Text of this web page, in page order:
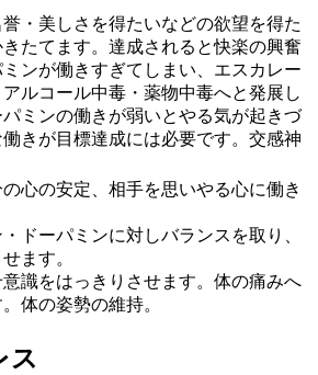
・美しさを得たいなどの欲望を得た
たてます。達成されると快楽の興奮
ンが働きすぎてしまい、エスカレー
アルコール中毒・薬物中毒へと発展し
ミンの働きが弱いとやる気が起きづ
きが目標達成には必要です。交感神
心の安定、相手を思いやる心に働き
ドーパミンに対しバランスを取り、
ます。
識をはっきりさせます。体の痛みへ
体の姿勢の維持。
ス